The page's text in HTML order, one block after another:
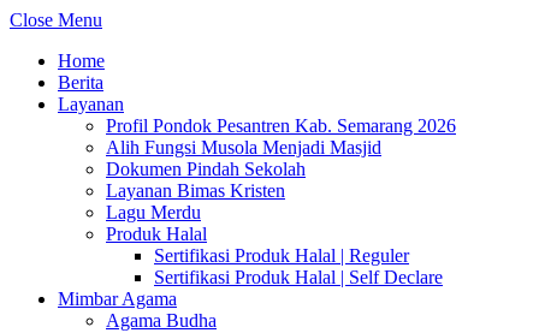
Close Menu
Home
Berita
Layanan
Profil Pondok Pesantren Kab. Semarang 2026
Alih Fungsi Musola Menjadi Masjid
Dokumen Pindah Sekolah
Layanan Bimas Kristen
Lagu Merdu
Produk Halal
Sertifikasi Produk Halal | Reguler
Sertifikasi Produk Halal | Self Declare
Mimbar Agama
Agama Budha